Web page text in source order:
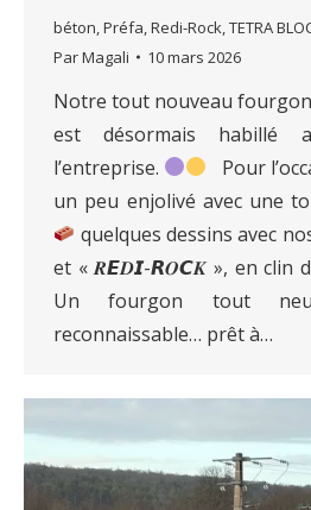
béton Préfa Redi-Rock TETRA
ParMagali 10 mars 2026
Notre tout nouveau
est désormais habillé
l’entreprise.
Pour
un peu enjolivé avec une
quelques dessins avec
et « 𝑹𝙀𝑫𝙄-𝙍𝑶𝘾𝑲 », en clin
Un fourgon tout
reconnaissable… prêt à…